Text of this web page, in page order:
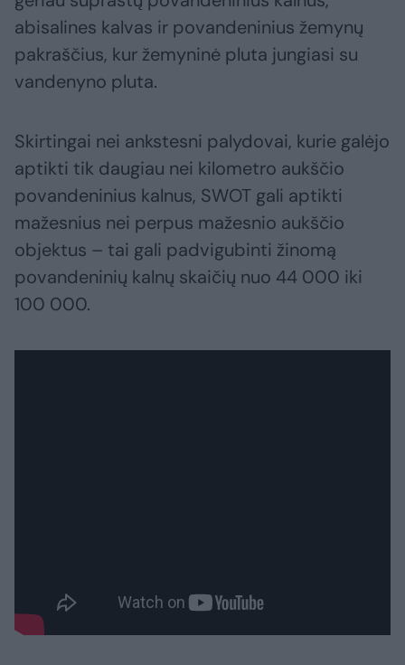
abisalines kalvas ir povandeninius žemynų
pakraščius, kur žemyninė pluta jungiasi su
vandenyno pluta.
Skirtingai nei ankstesni palydovai, kurie galėjo
aptikti tik daugiau nei kilometro aukščio
povandeninius kalnus, SWOT gali aptikti
mažesnius nei perpus mažesnio aukščio
objektus – tai gali padvigubinti žinomą
povandeninių kalnų skaičių nuo 44 000 iki
100 000.